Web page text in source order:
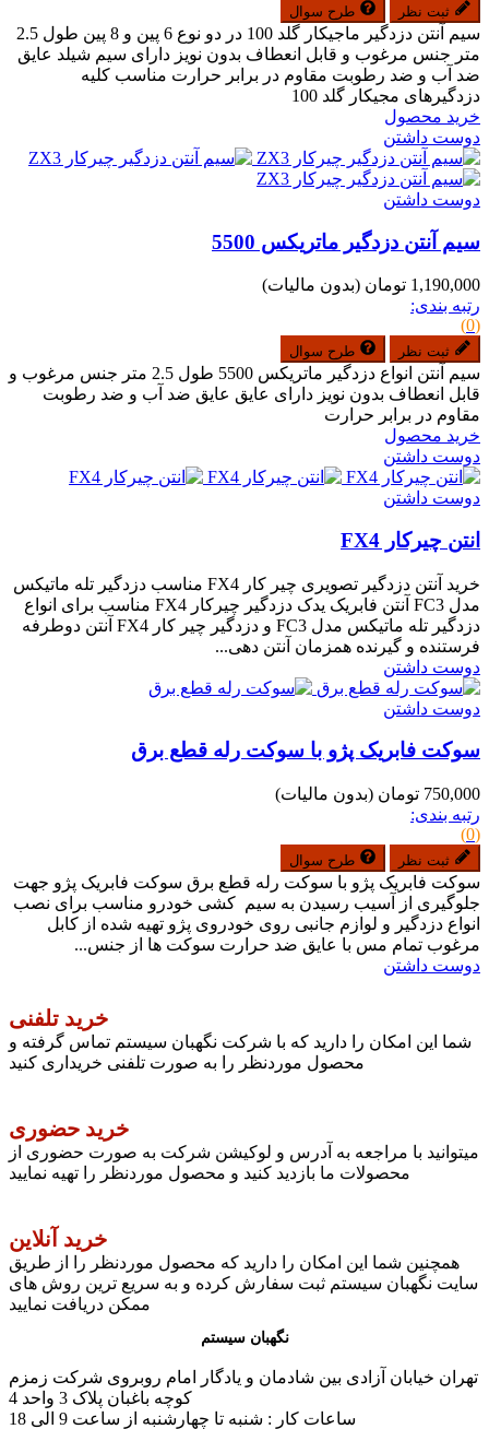
ثبت نظر طرح سوال
سیم آنتن دزدگیر ماجیکار گلد 100 در دو نوع 6 پین و 8 پین طول 2.5
متر جنس مرغوب و قابل انعطاف بدون نویز دارای سیم شیلد عایق
ضد آب و ضد رطوبت مقاوم در برابر حرارت مناسب کلیه
دزدگیرهای مجیکار گلد 100
خرید محصول
دوست داشتن
دوست داشتن
سیم آنتن دزدگیر ماتریکس 5500
1,190,000 تومان
(بدون مالیات)
رتبه بندی:
(0)
ثبت نظر طرح سوال
سیم آنتن انواع دزدگیر ماتریکس 5500 طول 2.5 متر جنس مرغوب و
قابل انعطاف بدون نویز دارای عایق عایق ضد آب و ضد رطوبت
مقاوم در برابر حرارت
خرید محصول
دوست داشتن
دوست داشتن
انتن چیرکار FX4
خرید آنتن دزدگیر تصویری چیر کار FX4 مناسب دزدگیر تله ماتیکس
مدل FC3 آنتن فابریک یدک دزدگیر چیرکار FX4 مناسب برای انواع
دزدگیر تله ماتیکس مدل FC3 و دزدگیر چیر کار FX4 آنتن دوطرفه
فرستنده و گیرنده همزمان آنتن دهی...
دوست داشتن
دوست داشتن
سوکت فابریک پژو با سوکت رله قطع برق
750,000 تومان
(بدون مالیات)
رتبه بندی:
(0)
ثبت نظر طرح سوال
سوکت فابریک پژو با سوکت رله قطع برق سوکت فابریک پژو جهت
جلوگیری از آسیب رسیدن به سیم کشی خودرو مناسب برای نصب
انواع دزدگیر و لوازم جانبی روی خودروی پژو تهیه شده از کابل
مرغوب تمام مس با عایق ضد حرارت سوکت ها از جنس...
دوست داشتن
خرید تلفنی
شما این امکان را دارید که با شرکت نگهبان سیستم تماس گرفته و
محصول موردنظر را به صورت تلفنی خریداری کنید
خرید حضوری
میتوانید با مراجعه به آدرس و لوکیشن شرکت به صورت حضوری از
محصولات ما بازدید کنید و محصول موردنظر را تهیه نمایید
خرید آنلاین
همچنین شما این امکان را دارید که محصول موردنظر را از طریق
سایت نگهبان سیستم ثبت سفارش کرده و به سریع ترین روش های
ممکن دریافت نمایید
نگهبان سیستم
تهران خیابان آزادی بین شادمان و یادگار امام روبروی شرکت زمزم
کوچه باغبان پلاک 3 واحد 4